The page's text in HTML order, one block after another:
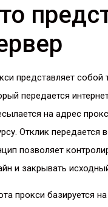
представляет
передается
на адрес
Отклик
позволяет
и закрывать
прокси базируется